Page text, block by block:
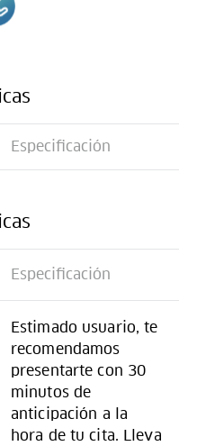
Especificación
Especificación
Estimado usuario, te
recomendamos
presentarte con 30
minutos de
anticipación a la
hora de tu cita. Lleva